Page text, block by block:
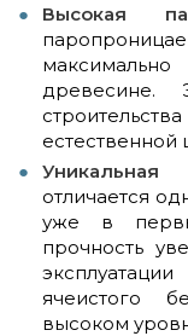
Высокая
древесине.
естественной
Уникальная
отличается
уже в
прочность
ячеистого
высоком